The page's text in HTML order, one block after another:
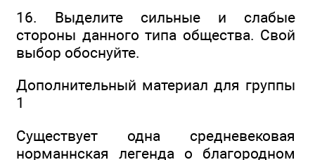
16. Выделите сильные и слабые
стороны данного типа общества. Свой
выбор обоснуйте.
Дополнительный материал для группы
1
Существует одна средневековая
норманнская легенда о благородном